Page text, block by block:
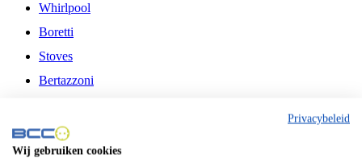
Whirlpool
Boretti
Stoves
Bertazzoni
Fitelli
Privacybeleid
Wij gebruiken cookies